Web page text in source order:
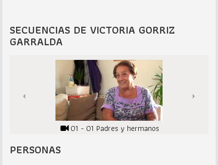
SECUENCIAS DE VICTORIA GORRIZ
GARRALDA
01 - 01 Padres y hermanos
PERSONAS